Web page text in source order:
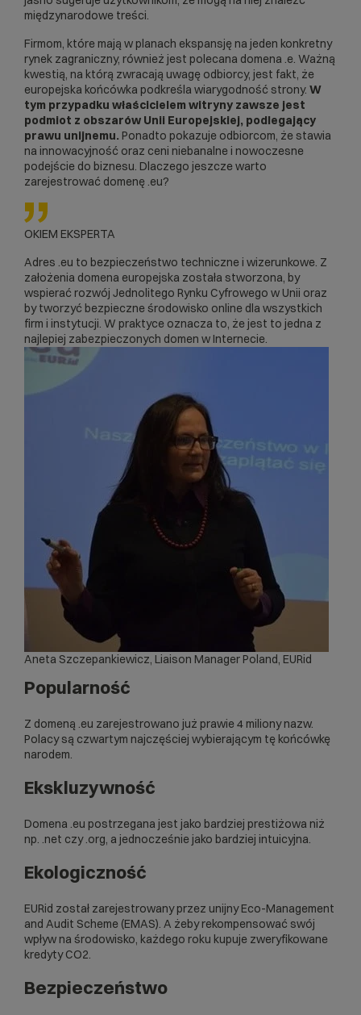
międzynarodowe treści.
Firmom, które mają w planach ekspansję na jeden konkretny
rynek zagraniczny, również jest polecana domena .e. Ważną
kwestią, na którą zwracają uwagę odbiorcy, jest fakt, że
europejska końcówka podkreśla wiarygodność strony. W
tym przypadku właścicielem witryny zawsze jest
podmiot z obszarów Unii Europejskiej, podlegający
prawu unijnemu. Ponadto pokazuje odbiorcom, że stawia
na innowacyjność oraz ceni niebanalne i nowoczesne
podejście do biznesu. Dlaczego jeszcze warto
zarejestrować domenę .eu?
OKIEM EKSPERTA
Adres .eu to bezpieczeństwo techniczne i wizerunkowe. Z
założenia domena europejska została stworzona, by
wspierać rozwój Jednolitego Rynku Cyfrowego w Unii oraz
by tworzyć bezpieczne środowisko online dla wszystkich
firm i instytucji. W praktyce oznacza to, że jest to jedna z
najlepiej zabezpieczonych domen w Internecie.
Aneta Szczepankiewicz, Liaison Manager Poland, EURid
Popularność
Z domeną .eu zarejestrowano już prawie 4 miliony nazw.
Polacy są czwartym najczęściej wybierającym tę końcówkę
narodem.
Ekskluzywność
Domena .eu postrzegana jest jako bardziej prestiżowa niż
np. .net czy .org, a jednocześnie jako bardziej intuicyjna.
Ekologiczność
EURid został zarejestrowany przez unijny Eco-Management
and Audit Scheme (EMAS). A żeby rekompensować swój
wpływ na środowisko, każdego roku kupuje zweryfikowane
kredyty CO2.
Bezpieczeństwo